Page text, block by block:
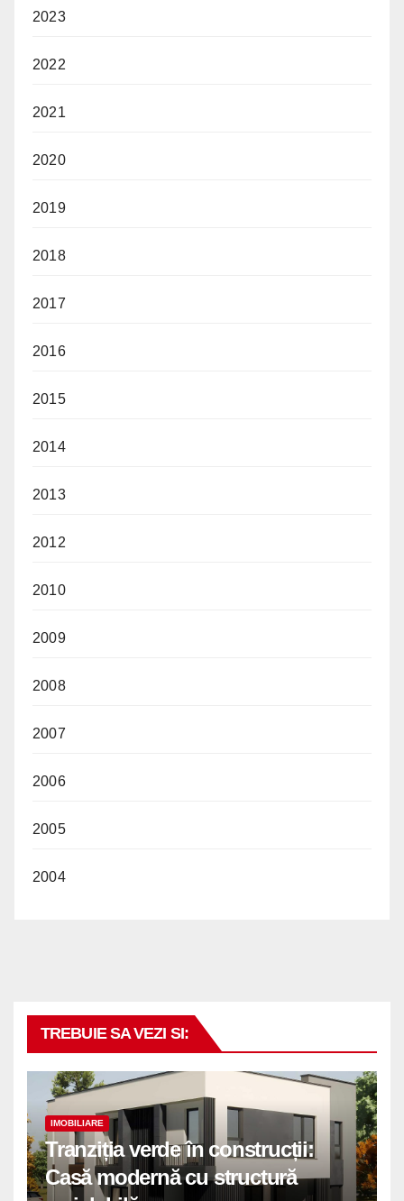
2023
2022
2021
2020
2019
2018
2017
2016
2015
2014
2013
2012
2010
2009
2008
2007
2006
2005
2004
TREBUIE SA VEZI SI:
IMOBILIARE
Tranziția verde în construcții:
Casă modernă cu structură